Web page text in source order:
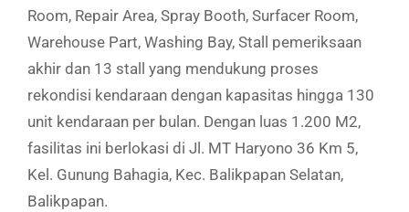
Room, Repair Area, Spray Booth, Surfacer Room,
Warehouse Part, Washing Bay, Stall pemeriksaan
akhir dan 13 stall yang mendukung proses
rekondisi kendaraan dengan kapasitas hingga 130
unit kendaraan per bulan. Dengan luas 1.200 M2,
fasilitas ini berlokasi di Jl. MT Haryono 36 Km 5,
Kel. Gunung Bahagia, Kec. Balikpapan Selatan,
Balikpapan.